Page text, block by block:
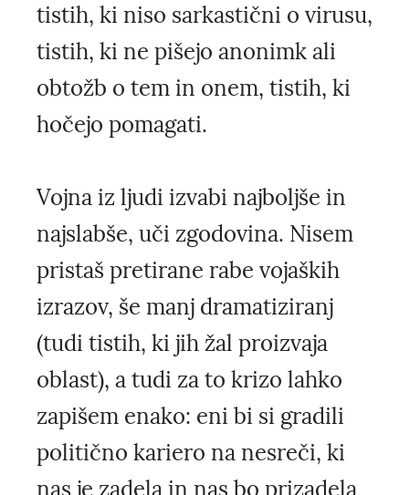
tistih, ki niso sarkastični o virusu,
tistih, ki ne pišejo anonimk ali
obtožb o tem in onem, tistih, ki
hočejo pomagati.
Vojna iz ljudi izvabi najboljše in
najslabše, uči zgodovina. Nisem
pristaš pretirane rabe vojaških
izrazov, še manj dramatiziranj
(tudi tistih, ki jih žal proizvaja
oblast), a tudi za to krizo lahko
zapišem enako: eni bi si gradili
politično kariero na nesreči, ki
nas je zadela in nas bo prizadela